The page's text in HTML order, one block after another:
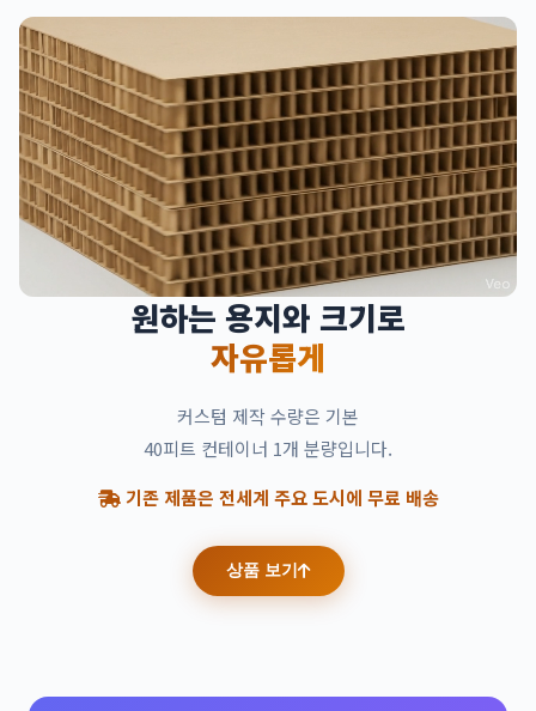
원하는 용지와 크기로
자유롭게
커스텀 제작 수량은 기본
40피트 컨테이너 1개 분량입니다.
기존 제품은 전세계 주요 도시에 무료 배송
상품 보기